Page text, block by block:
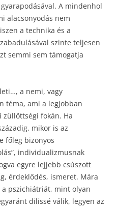
A mindenhol
alacsonyodás nem
a technika és a
szinte teljesen
semmi sem támogatja
a nemi, vagy
téma, ami a legjobban
fokán. Ha
mikor is az
főleg bizonyos
individualizmusnak
egyre lejjebb csúszott
érdeklődés, ismeret. Mára
a pszichiátriát, mint olyan
dilissé válik, legyen az